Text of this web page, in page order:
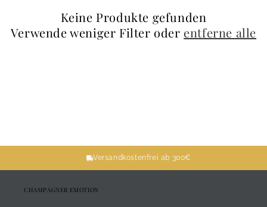
Keine Produkte gefunden
Verwende weniger Filter oder entferne alle
Versandkostenfrei ab 300€
CHAMPAGNER EMOTION